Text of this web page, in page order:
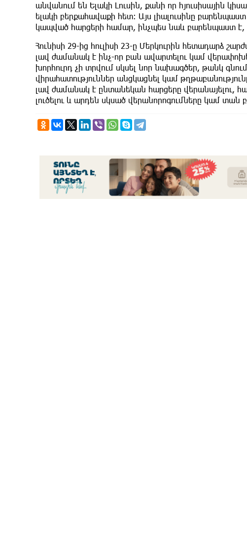
անվանում են Ելակի Լուսին, քանի որ հյուսիսային
ելակի բերքահավաքի հետ։ Այս լիալուսինը
կապված հարցերի համար, ինչպես նաև բարենպաստ է,
Հունիսի 29-ից հուլիսի 23-ը Մերկուրին հետադարձ
լավ ժամանակ է ինչ-որ բան ավարտելու կամ
խորհուրդ չի տրվում սկսել նոր նախագծեր, թանկ
վիրահատություններ անցկացնել կամ
լավ ժամանակ է ընտանեկան հարցերը վերանայելու,
լուծելու և արդեն սկսած վերանորոգումները կամ տան